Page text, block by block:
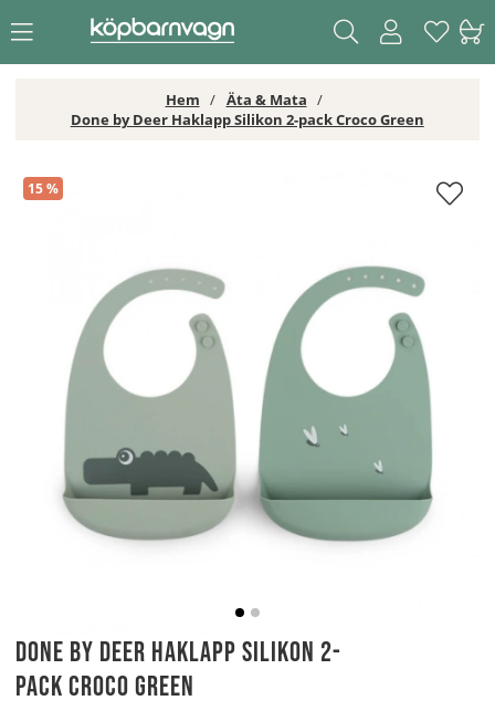
Hem
Äta & Mata
Done by Deer Haklapp Silikon 2-pack Croco Green
15
Done by Deer Haklapp Silikon 2-pack Croco Green
Done by Deer Haklapp Silikon 2-
pack Croco Green